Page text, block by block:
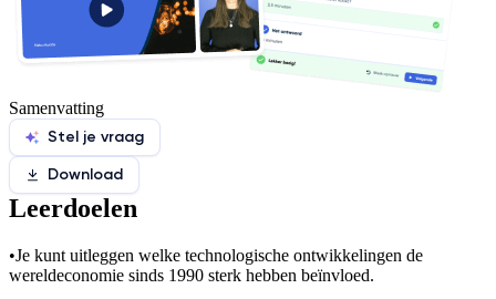
Samenvatting
Stel je vraag
Download
Leerdoelen
•Je kunt uitleggen welke technologische ontwikkelingen de
wereldeconomie sinds 1990 sterk hebben beïnvloed.